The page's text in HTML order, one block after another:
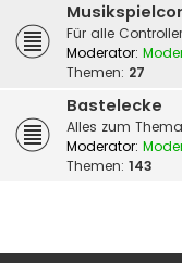
Für alle
Moderator:
Themen: 27
Bastelecke
Alles zum
Moderator:
Themen: 143